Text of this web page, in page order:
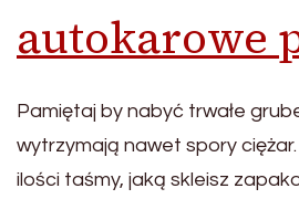
autokarowe
Pamiętaj by nabyć trwałe
wytrzymają nawet spory
ilości taśmy, jaką skleisz